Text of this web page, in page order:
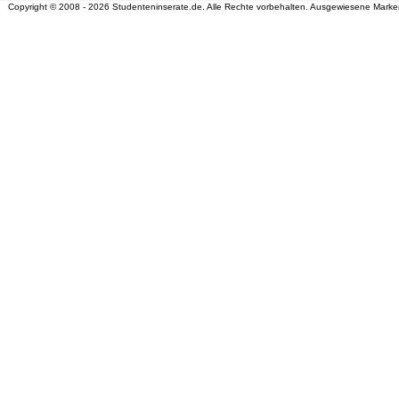
Copyright © 2008 - 2026 Studenteninserate.de. Alle Rechte vorbehalten. Ausgewiesene